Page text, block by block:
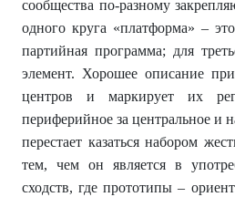
сообщества по-разному
одного круга «платформа» –
партийная программа; для
элемент. Хорошее описание
центров и маркирует их
периферийное за центральное и
перестает казаться набором
тем, чем он является в
сходств, где прототипы –